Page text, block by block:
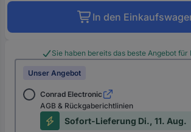
In den
Sie haben bereits das beste Angebot für
Unser Angebot
Conrad Electronic
AGB & Rückgaberichtlinien
Sofort-Lieferung Di., 11. Aug.